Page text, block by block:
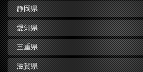
静岡県
愛知県
三重県
滋賀県